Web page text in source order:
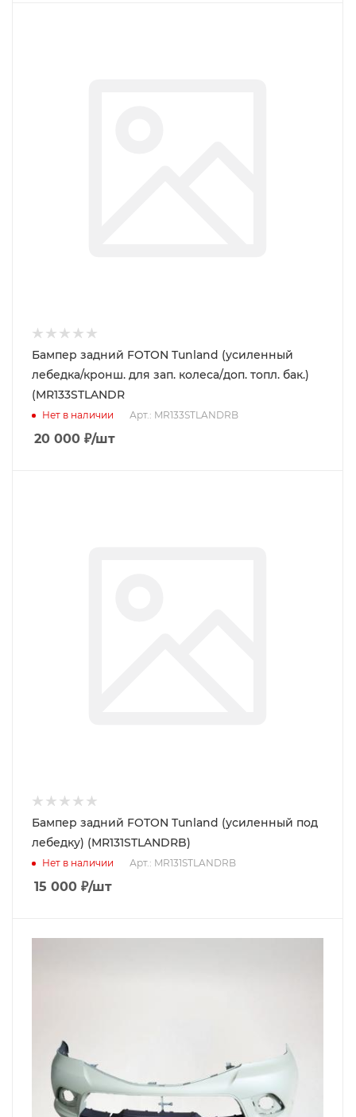
Бампер задний FOTON Tunland (усиленный
лебедка/кронш. для зап. колеса/доп. топл. бак.)
(MR133STLANDR
Нет в наличии Арт.: MR133STLANDRB
20 000 ₽/шт
Бампер задний FOTON Tunland (усиленный под
лебедку) (MR131STLANDRB)
Нет в наличии Арт.: MR131STLANDRB
15 000 ₽/шт